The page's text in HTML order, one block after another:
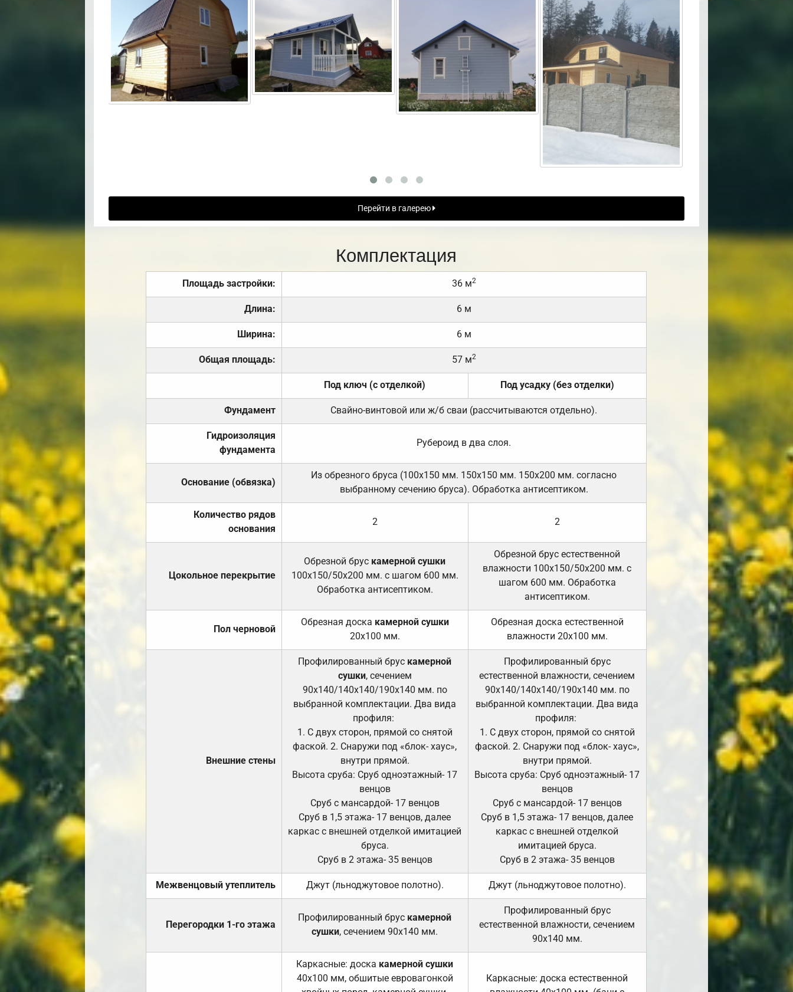
Перейти в галерею
Комплектация
Площадь застройки: 36 м2
Длина: 6 м
Ширина: 6 м
Общая площадь: 57 м2
Под ключ (с отделкой) Под усадку (без отделки)
Фундамент Свайно-винтовой или ж/б сваи (рассчитываются отдельно).
Гидроизоляция
фундамента
Рубероид в два слоя.
Основание (обвязка)
Из обрезного бруса (100х150 мм. 150х150 мм. 150х200 мм. согласно
выбранному сечению бруса). Обработка антисептиком.
Количество рядов
основания
2 2
Цокольное перекрытие
Обрезной брус камерной сушки
100х150/50х200 мм. с шагом 600 мм.
Обработка антисептиком.
Обрезной брус естественной
влажности 100х150/50х200 мм. с
шагом 600 мм. Обработка
антисептиком.
Пол черновой
Обрезная доска камерной сушки
20х100 мм.
Обрезная доска естественной
влажности 20х100 мм.
Внешние стены
Профилированный брус камерной
сушки, сечением
90х140/140х140/190х140 мм. по
выбранной комплектации. Два вида
профиля:
1. С двух сторон, прямой со снятой
фаской. 2. Снаружи под «блок- хаус»,
внутри прямой.
Высота сруба: Сруб одноэтажный- 17
венцов
Сруб с мансардой- 17 венцов
Сруб в 1,5 этажа- 17 венцов, далее
каркас с внешней отделкой имитацией
бруса.
Сруб в 2 этажа- 35 венцов
Профилированный брус
естественной влажности, сечением
90х140/140х140/190х140 мм. по
выбранной комплектации. Два вида
профиля:
1. С двух сторон, прямой со снятой
фаской. 2. Снаружи под «блок- хаус»,
внутри прямой.
Высота сруба: Сруб одноэтажный- 17
венцов
Сруб с мансардой- 17 венцов
Сруб в 1,5 этажа- 17 венцов, далее
каркас с внешней отделкой
имитацией бруса.
Сруб в 2 этажа- 35 венцов
Межвенцовый утеплитель Джут (льноджутовое полотно). Джут (льноджутовое полотно).
Перегородки 1-го этажа
Профилированный брус камерной
сушки, сечением 90х140 мм.
Профилированный брус
естественной влажности, сечением
90х140 мм.
Каркасные: доска камерной сушки
40х100 мм, обшитые евровагонкой
Каркасные: доска естественной